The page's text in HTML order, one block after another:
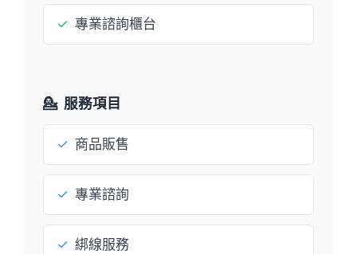
✓ 專業諮詢櫃台
💁 服務項目
✓ 商品販售
✓ 專業諮詢
✓ 綁線服務